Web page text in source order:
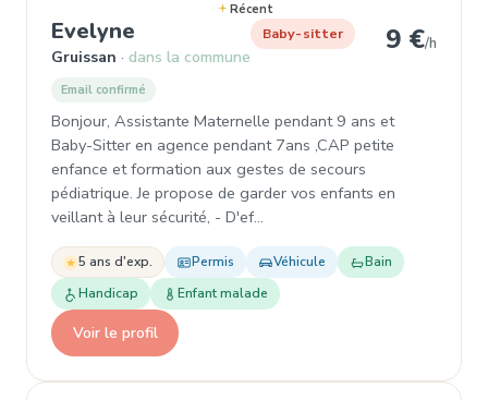
Récent
Evelyne , Baby-sitter à Gruissan
Gruissan dans la commune
Baby-sitter 9 €/h
Email confirmé
Bonjour, Assistante Maternelle pendant 9 ans et
Baby-Sitter en agence pendant 7ans ,CAP petite
enfance et formation aux gestes de secours
pédiatrique. Je propose de garder vos enfants en
veillant à leur sécurité, - D'ef…
5 ans d'exp. Permis Véhicule
Bain
Handicap
Enfant malade
Voir le profil